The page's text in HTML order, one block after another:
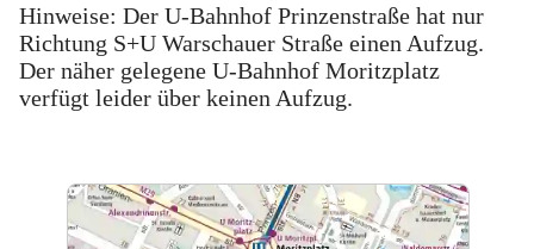
Hinweise: Der U-Bahnhof Prinzenstraße hat nur
Richtung S+U Warschauer Straße einen Aufzug.
Der näher gelegene U-Bahnhof Moritzplatz
verfügt leider über keinen Aufzug.